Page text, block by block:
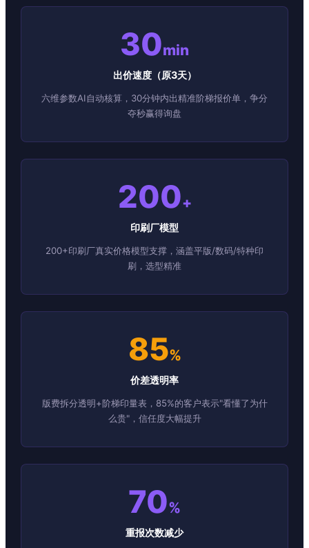
30min
出价速度（原3天）
六维参数AI自动核算，30分钟内出精准阶梯报价单，争分
夺秒赢得询盘
200+
印刷厂模型
200+印刷厂真实价格模型支撑，涵盖平版/数码/特种印
刷，选型精准
85%
价差透明率
版费拆分透明+阶梯印量表，85%的客户表示"看懂了为什
么贵"，信任度大幅提升
70%
重报次数减少